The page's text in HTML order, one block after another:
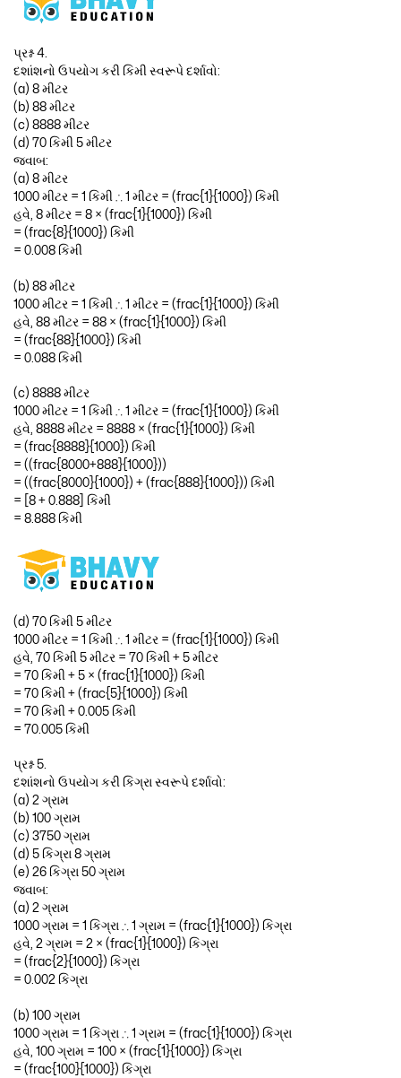
પ્રશ્ન 4.
દશાંશનો ઉપયોગ કરી કિમી સ્વરૂપે દર્શાવો:
(a) 8 મીટર
(b) 88 મીટર
(c) 8888 મીટર
(d) 70 કિમી 5 મીટર
જવાબ:
(a) 8 મીટર
1000 મીટર = 1 કિમી ∴ 1 મીટર = (frac{1}{1000}) કિમી
હવે, 8 મીટર = 8 × (frac{1}{1000}) કિમી
= (frac{8}{1000}) કિમી
= 0.008 કિમી
(b) 88 મીટર
1000 મીટર = 1 કિમી ∴ 1 મીટર = (frac{1}{1000}) કિમી
હવે, 88 મીટર = 88 × (frac{1}{1000}) કિમી
= (frac{88}{1000}) કિમી
= 0.088 કિમી
(c) 8888 મીટર
1000 મીટર = 1 કિમી ∴ 1 મીટર = (frac{1}{1000}) કિમી
હવે, 8888 મીટર = 8888 × (frac{1}{1000}) કિમી
= (frac{8888}{1000}) કિમી
= ((frac{8000+888}{1000}))
= ((frac{8000}{1000}) + (frac{888}{1000})) કિમી
= [8 + 0.888] કિમી
= 8.888 કિમી
(d) 70 કિમી 5 મીટર
1000 મીટર = 1 કિમી ∴ 1 મીટર = (frac{1}{1000}) કિમી
હવે, 70 કિમી 5 મીટર = 70 કિમી + 5 મીટર
= 70 કિમી + 5 × (frac{1}{1000}) કિમી
= 70 કિમી + (frac{5}{1000}) કિમી
= 70 કિમી + 0.005 કિમી
= 70.005 કિમી
પ્રશ્ન 5.
દશાંશનો ઉપયોગ કરી કિગ્રા સ્વરૂપે દર્શાવો:
(a) 2 ગ્રામ
(b) 100 ગ્રામ
(c) 3750 ગ્રામ
(d) 5 કિગ્રા 8 ગ્રામ
(e) 26 કિગ્રા 50 ગ્રામ
જવાબ:
(a) 2 ગ્રામ
1000 ગ્રામ = 1 કિગ્રા ∴ 1 ગ્રામ = (frac{1}{1000}) કિગ્રા
હવે, 2 ગ્રામ = 2 × (frac{1}{1000}) કિગ્રા
= (frac{2}{1000}) કિગ્રા
= 0.002 કિગ્રા
(b) 100 ગ્રામ
1000 ગ્રામ = 1 કિગ્રા ∴ 1 ગ્રામ = (frac{1}{1000}) કિગ્રા
હવે, 100 ગ્રામ = 100 × (frac{1}{1000}) કિગ્રા
= (frac{100}{1000}) કિગ્રા